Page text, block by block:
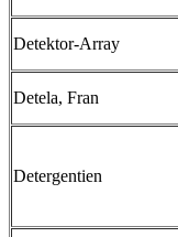
Detektor-Array
Detela, Fran
Detergentien